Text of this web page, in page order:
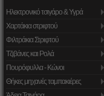
Ηλεκτρονικό τσιγάρο & Υγρά
Χαρτάκια στριφτού
Φιλτράκια Στριφτού
Τζιβάνες και Ρολά
Πουρόφυλλα - Κώνοι
Θήκες μηχανές ταμπακιέρες